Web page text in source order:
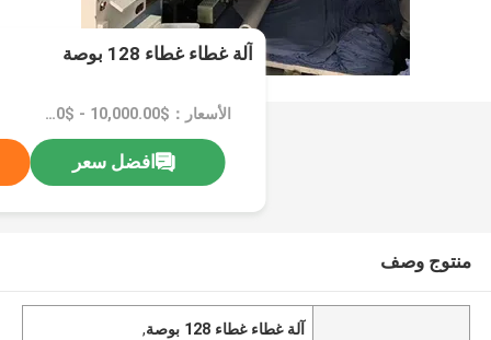
آلة غطاء غطاء 128 بوصة
الأسعار：$10,000.00 - $60,000.00/sets
افضل سعر
منتوج وصف
آلة غطاء غطاء 128 بوصة
,